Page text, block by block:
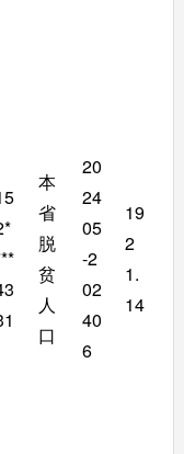
本
省
脱
贫
人
口
20
24
05
-2
02
40
6
19
2
1.
14